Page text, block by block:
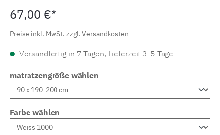
67,00 €*
Preise inkl. MwSt. zzgl. Versandkosten
Versandfertig in 7 Tagen, Lieferzeit 3-5 Tage
matratzengröße wählen
Farbe wählen